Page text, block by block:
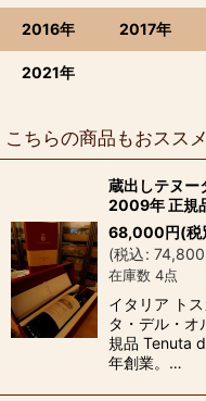
2016年 2017年
2021年
こちらの商品もおススメ
蔵出しテヌ
2009年 正規
68,000円(税
(税込: 74,800
在庫数 4点
イタリア ト
タ・デル・
規品 Tenuta
年創業。…